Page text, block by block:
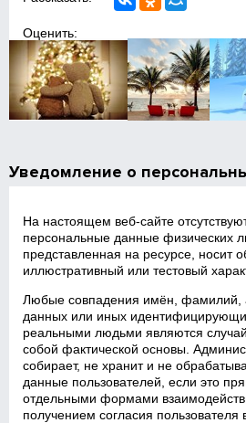
Оценить:
Уведомление о
На настоящем веб‑сайте
персональные данные физических
представленная на ресурсе, носит
иллюстративный или тестовый
Любые совпадения имён, фамилий,
данных или иных
реальными людьми являются
собой фактической основы.
собирает, не хранит и не
данные пользователей, если это
отдельными формами
получением согласия пользователя